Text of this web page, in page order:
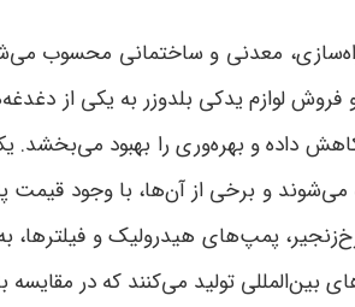
راه‌سازی، معدنی و ساختمانی محسوب
لوازم یدکی بلدوزر به یکی از
داده و بهره‌وری را بهبود می‌بخشد.
و برخی از آن‌ها، با وجود قیمت
پمپ‌های هیدرولیک و فیلترها،
بین‌المللی تولید می‌کنند که در